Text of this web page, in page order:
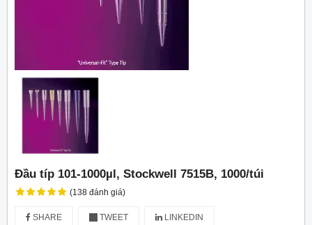
Đầu típ 101-1000µl, Stockwell 7515B, 1000/túi
(138 đánh giá)
SHARE TWEET LINKEDIN